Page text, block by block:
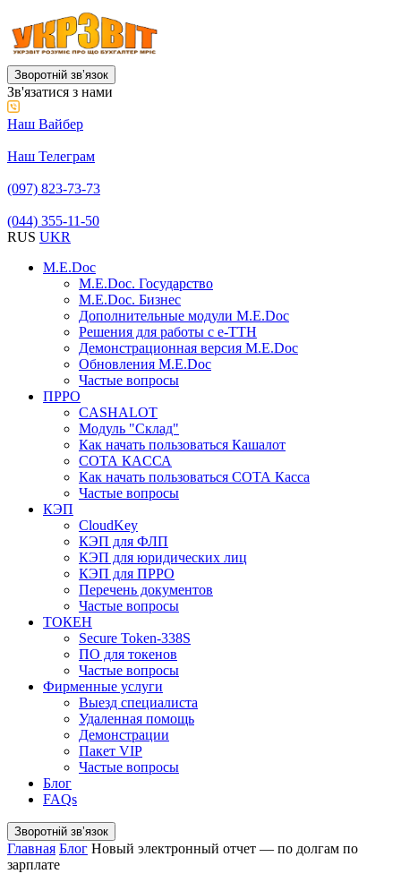
Зворотній звʼязок
Зв'язатися з нами
Наш Вайбер
Наш Телеграм
(097) 823-73-73
(044) 355-11-50
RUS UKR
M.E.Doc
M.E.Doc. Государство
M.E.Doc. Бизнес
Дополнительные модули M.E.Doc
Решения для работы с е-ТТН
Демонстрационная версия M.E.Doc
Обновления M.E.Doc
Частые вопросы
ПРРО
CASHALOT
Модуль "Склад"
Как начать пользоваться Кашалот
СОТА КАCСА
Как начать пользоваться СОТА Касса
Частые вопросы
КЭП
CloudKey
КЭП для ФЛП
КЭП для юридических лиц
КЭП для ПРРО
Перечень документов
Частые вопросы
ТОКЕН
Secure Token-338S
ПО для токенов
Частые вопросы
Фирменные услуги
Выезд специалиста
Удаленная помощь
Демонстрации
Пакет VIP
Частые вопросы
Блог
FAQs
Зворотній звʼязок
Главная Блог Новый электронный отчет — по долгам по
зарплате